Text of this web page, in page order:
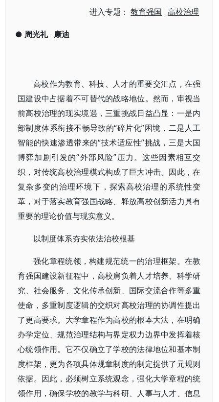
进入专题：教育强国 高校治理
● 周光礼 康迪
高校作为教育、科技、人才的重要交汇点，在强
国建设中占据着不可替代的战略地位。然而，审视当
前高校治理的现实境遇，三重挑战日益凸显：一是内
部制度体系衔接不畅导致的“碎片化”困境，二是人工
智能的快速渗透带来的“技术适应性”挑战，三是大国
博弈加剧引发的“外部风险”压力。这些因素相互交
织，对传统高校治理模式构成了巨大冲击。因此，在
复杂多变的治理环境下，探索高校治理的系统性变
革，对于落实教育强国战略、释放高校创新活力具有
重要的理论价值与现实意义。
以制度体系夯实依法治校根基
强化章程统领，构建规范统一的治理框架。在教
育强国建设新征程中，高校肩负着人才培养、科学研
究、社会服务、文化传承创新、国际交流合作等多重
使命，多重制度逻辑的交织对高校治理的协调性提出
了更高要求。大学章程作为高校的根本大法，在明确
办学定位、规范治理结构与界定权力边界中发挥着核
心统领作用。它不仅确立了学校的法律地位和基本制
度框架，更为各项具体规章制度的制定提供了元规则
依据。因此，必须树立系统观念，强化大学章程的统
领作用，确保学校的教学与科研、人事与人才、信息